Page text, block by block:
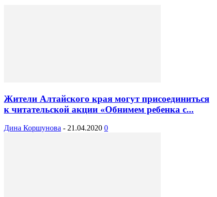
Жители Алтайского края могут присоединиться
к читательской акции «Обнимем ребенка с...
Дина Коршунова - 21.04.2020 0